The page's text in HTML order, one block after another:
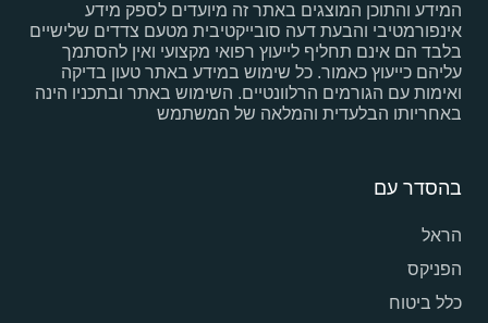
המידע והתוכן המוצגים באתר זה מיועדים לספק מידע
אינפורמטיבי והבעת דעה סובייקטיבית מטעם צדדים שלישיים
בלבד הם אינם תחליף לייעוץ רפואי מקצועי ואין להסתמך
עליהם כייעוץ כאמור. כל שימוש במידע באתר טעון בדיקה
ואימות עם הגורמים הרלוונטיים. השימוש באתר ובתכניו הינה
באחריותו הבלעדית והמלאה של המשתמש
בהסדר עם
הראל
הפניקס
כלל ביטוח